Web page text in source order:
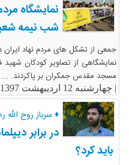
نمایشگاه
شب نیمه
جمعی از تشکل های مردم نهاد
نمایشگاهی از تصاویر کودکان
مسجد مقدس جمکران بر پاکردند. ...
| چهارشنبه 12 اردیبهشت 1397
♦ سرباز روح
در برابر
باید کرد؟